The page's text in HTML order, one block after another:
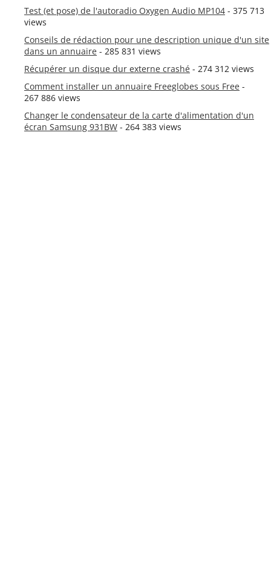
Test (et pose) de l'autoradio Oxygen Audio MP104 - 375 713
views
Conseils de rédaction pour une description unique d'un site
dans un annuaire - 285 831 views
Récupérer un disque dur externe crashé - 274 312 views
Comment installer un annuaire Freeglobes sous Free -
267 886 views
Changer le condensateur de la carte d'alimentation d'un
écran Samsung 931BW - 264 383 views